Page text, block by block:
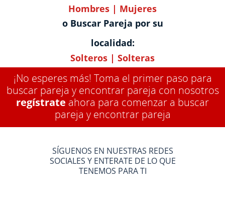
Hombres | Mujeres
o Buscar Pareja por su
localidad:
Solteros | Solteras
¡No esperes más! Toma el primer paso para
buscar pareja y encontrar pareja con nosotros
regístrate ahora para comenzar a buscar
pareja y encontrar pareja
SÍGUENOS EN NUESTRAS REDES
SOCIALES Y ENTERATE DE LO QUE
TENEMOS PARA TI